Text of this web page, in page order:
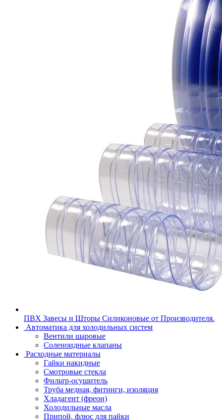
ПВХ Завесы и Шторы Силиконовые от Производителя.
Автоматика для холодильных систем
Вентили шаровые
Соленоидные клапаны
Расходные материалы
Гайки накидные
Смотровые стекла
Фильтр-осушитель
Труба медная, фитинги, изоляция
Хладагент (фреон)
Холодильные масла
Припой, флюс для пайки